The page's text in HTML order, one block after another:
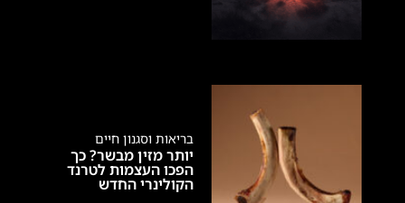
בריאות וסגנון חיים
יותר מזין מבשר? כך
הפכו העצמות לטרנד
הקולינרי החדש